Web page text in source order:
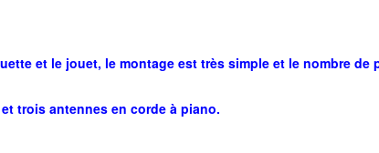
et le jouet, le montage est très simple et le nombre
trois antennes en corde à piano.